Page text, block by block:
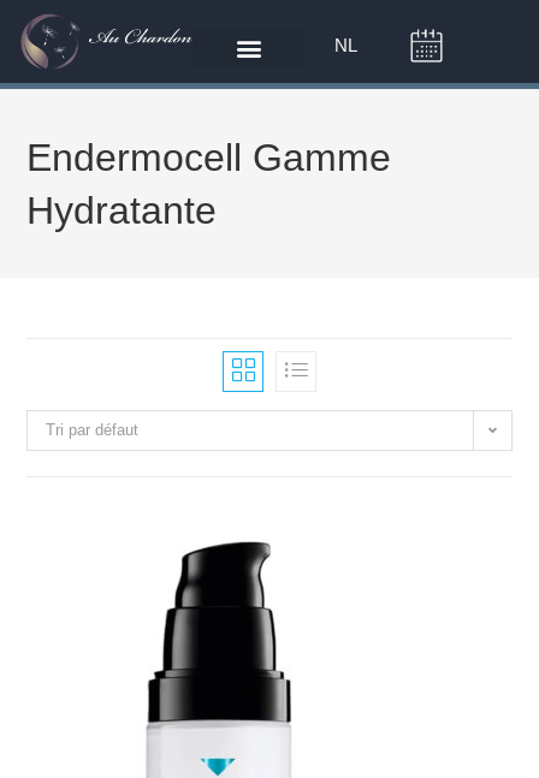
NL
Endermocell Gamme
Hydratante
Tri par défaut